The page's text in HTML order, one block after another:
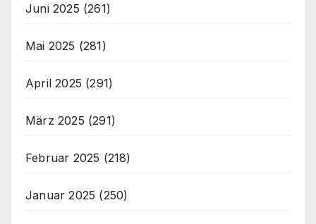
Juni 2025 (261)
Mai 2025 (281)
April 2025 (291)
März 2025 (291)
Februar 2025 (218)
Januar 2025 (250)